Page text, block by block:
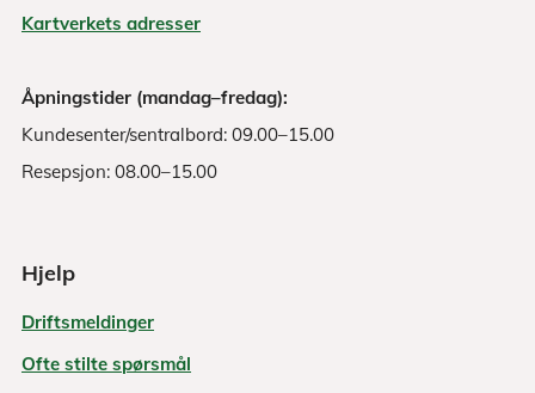
Kartverkets adresser
Åpningstider (mandag–fredag):
Kundesenter/sentralbord: 09.00–15.00
Resepsjon: 08.00–15.00
Hjelp
Driftsmeldinger
Ofte stilte spørsmål